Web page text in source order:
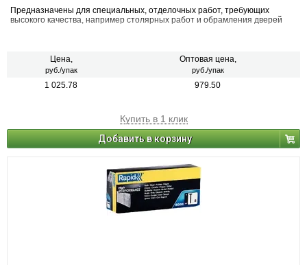
Предназначены для специальных, отделочных работ, требующих
высокого качества, например столярных работ и обрамления дверей
Цена,
руб./упак
Оптовая цена,
руб./упак
1 025.78 979.50
Купить в 1 клик
Добавить в корзину